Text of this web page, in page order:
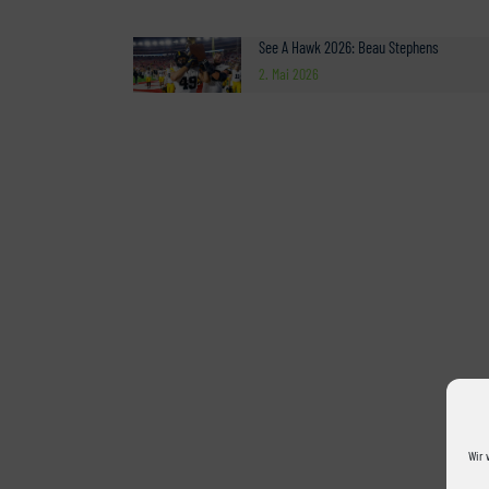
Wir
See A Hawk 2026: Beau Stephens
2. Mai 2026